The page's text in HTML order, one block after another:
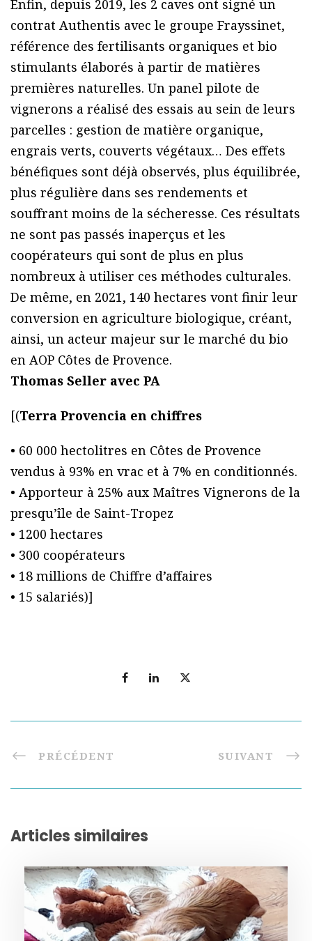
Enfin, depuis 2019, les 2 caves ont signé un
contrat Authentis avec le groupe Frayssinet,
référence des fertilisants organiques et bio
stimulants élaborés à partir de matières
premières naturelles. Un panel pilote de
vignerons a réalisé des essais au sein de leurs
parcelles : gestion de matière organique,
engrais verts, couverts végétaux… Des effets
bénéfiques sont déjà observés, plus équilibrée,
plus régulière dans ses rendements et
souffrant moins de la sécheresse. Ces résultats
ne sont pas passés inaperçus et les
coopérateurs qui sont de plus en plus
nombreux à utiliser ces méthodes culturales.
De même, en 2021, 140 hectares vont finir leur
conversion en agriculture biologique, créant,
ainsi, un acteur majeur sur le marché du bio
en AOP Côtes de Provence.
Thomas Seller avec PA
[(Terra Provencia en chiffres
• 60 000 hectolitres en Côtes de Provence
vendus à 93% en vrac et à 7% en conditionnés.
• Apporteur à 25% aux Maîtres Vignerons de la
presqu’île de Saint-Tropez
• 1200 hectares
• 300 coopérateurs
• 18 millions de Chiffre d’affaires
• 15 salariés)]
PRÉCÉDENT SUIVANT
Articles similaires